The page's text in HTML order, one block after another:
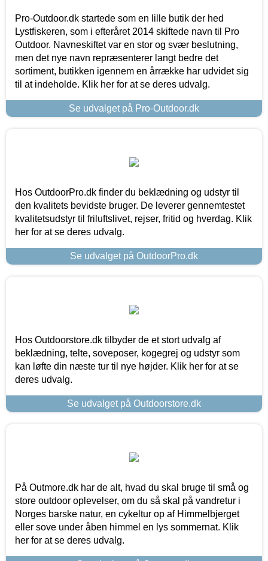
Pro-Outdoor.dk startede som en lille butik der hed
Lystfiskeren, som i efteråret 2014 skiftede navn til Pro
Outdoor. Navneskiftet var en stor og svær beslutning,
men det nye navn repræsenterer langt bedre det
sortiment, butikken igennem en årrække har udvidet sig
til at indeholde. Klik her for at se deres udvalg.
Se udvalget på Pro-Outdoor.dk
Hos OutdoorPro.dk finder du beklædning og udstyr til
den kvalitets bevidste bruger. De leverer gennemtestet
kvalitetsudstyr til friluftslivet, rejser, fritid og hverdag. Klik
her for at se deres udvalg.
Se udvalget på OutdoorPro.dk
Hos Outdoorstore.dk tilbyder de et stort udvalg af
beklædning, telte, soveposer, kogegrej og udstyr som
kan løfte din næste tur til nye højder. Klik her for at se
deres udvalg.
Se udvalget på Outdoorstore.dk
På Outmore.dk har de alt, hvad du skal bruge til små og
store outdoor oplevelser, om du så skal på vandretur i
Norges barske natur, en cykeltur op af Himmelbjerget
eller sove under åben himmel en lys sommernat. Klik
her for at se deres udvalg.